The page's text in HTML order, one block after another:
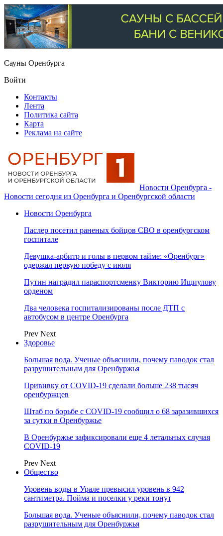
Сауны Оренбурга
Войти
Контакты
Лента
Политика сайта
Карта
Реклама на сайте
Новости Оренбурга -
Новости сегодня из Оренбурга и Оренбургской области
Новости Оренбурга
Паслер посетил раненых бойцов СВО в оренбургском
госпитале
Девушка-арбитр и голы в первом тайме: «Оренбург»
одержал первую победу с июля
Путин наградил параспортсменку Викторию Ищиулову
орденом
Два человека госпитализированы после ДТП с
автобусом в центре Оренбурга
Prev Next
Здоровье
Большая вода. Ученые объяснили, почему паводок стал
разрушительным для Оренбуржья
Прививку от COVID-19 сделали больше 238 тысяч
оренбуржцев
Штаб по борьбе с СOVID-19 сообщил о 68 заразившихся
за сутки в Оренбуржье
В Оренбуржье зафиксировали еще 4 летальных случая
COVID-19
Prev Next
Общество
Уровень воды в Урале превысил уровень в 942
сантиметра. Пойма и поселки у реки тонут
Большая вода. Ученые объяснили, почему паводок стал
разрушительным для Оренбуржья